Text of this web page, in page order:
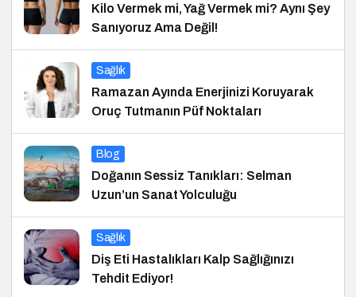
Kilo Vermek mi, Yağ Vermek mi? Aynı Şey
Sanıyoruz Ama Değil!
Sağlık
Ramazan Ayında Enerjinizi Koruyarak
Oruç Tutmanın Püf Noktaları
Blog
Doğanın Sessiz Tanıkları: Selman
Uzun’un Sanat Yolculuğu
Sağlık
Diş Eti Hastalıkları Kalp Sağlığınızı
Tehdit Ediyor!